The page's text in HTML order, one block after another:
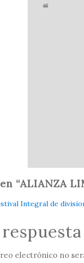
“ALIANZA
Integral de
electrónico no